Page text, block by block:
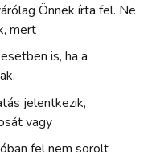
Önnek írta fel. Ne
mert
is, ha a
jelentkezik,
vagy